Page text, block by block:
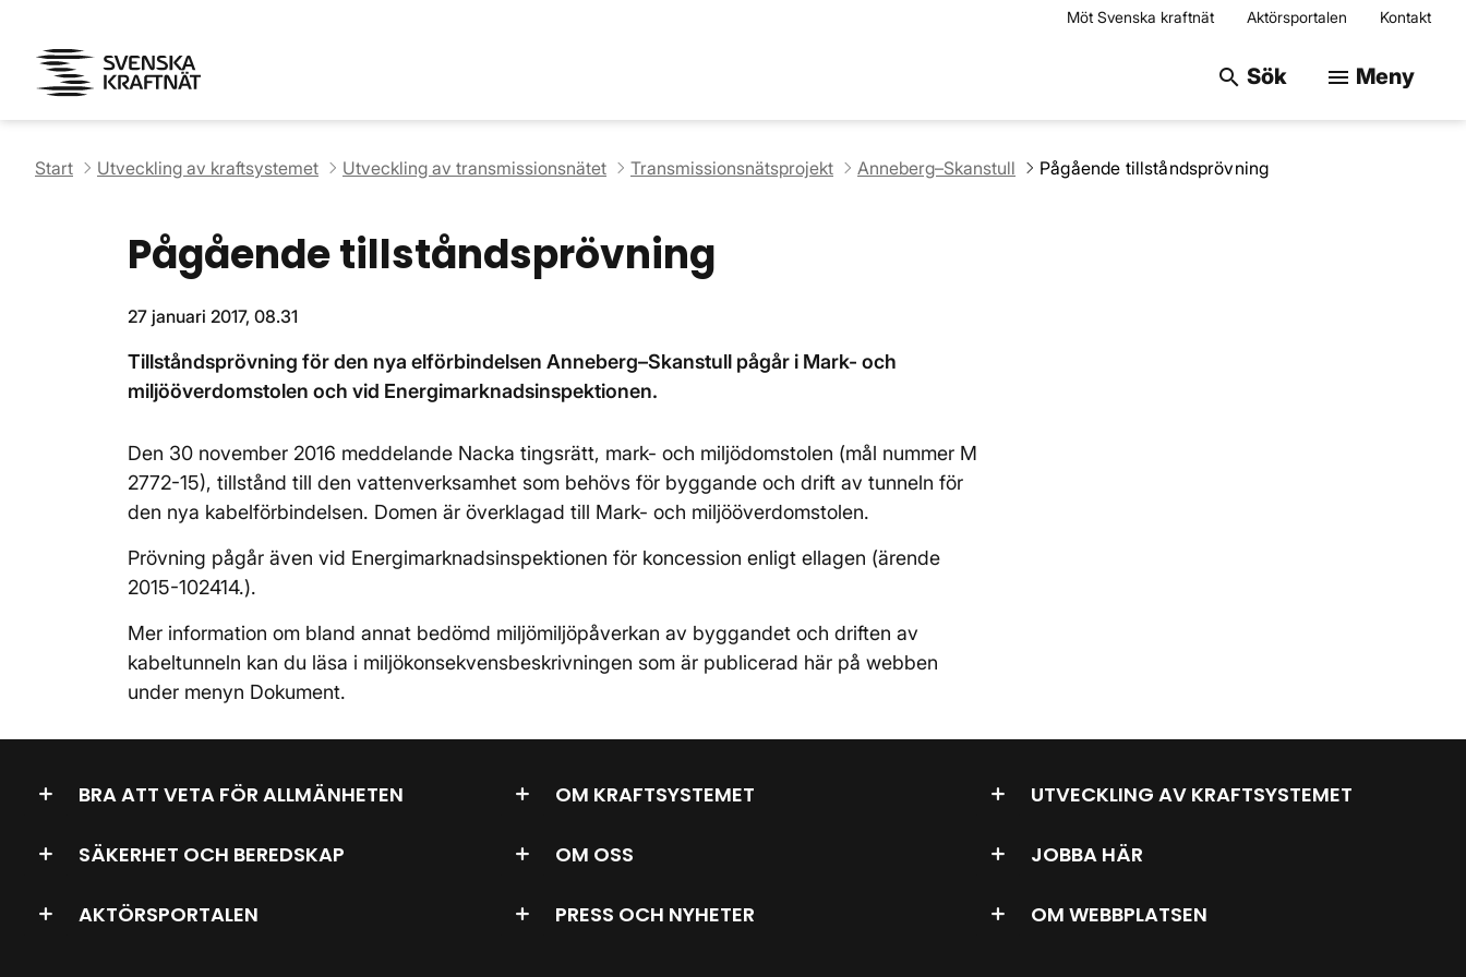
Möt Svenska kraftnät Aktörsportalen Kontakt
search Sök Sök på
menu Meny
Start Utveckling av kraftsystemet Utveckling av transmissionsnätet Transmissionsnätsprojekt Anneberg–Skanstull Pågående tillståndsprövning
Pågående tillståndsprövning
27 januari 2017, 08.31
Tillståndsprövning för den nya elförbindelsen Anneberg–Skanstull pågår i Mark- och
miljööverdomstolen och vid Energimarknadsinspektionen.
Den 30 november 2016 meddelande Nacka tingsrätt, mark- och miljödomstolen (mål nummer M
2772-15), tillstånd till den vattenverksamhet som behövs för byggande och drift av tunneln för
den nya kabelförbindelsen. Domen är överklagad till Mark- och miljööverdomstolen.
Prövning pågår även vid Energimarknadsinspektionen för koncession enligt ellagen (ärende
2015-102414.).
Mer information om bland annat bedömd miljömiljöpåverkan av byggandet och driften av
kabeltunneln kan du läsa i miljökonsekvensbeskrivningen som är publicerad här på webben
under menyn Dokument.
BRA ATT VETA FÖR ALLMÄNHETEN OM KRAFTSYSTEMET UTVECKLING AV KRAFTSYSTEMET
SÄKERHET OCH BEREDSKAP OM OSS JOBBA HÄR
AKTÖRSPORTALEN PRESS OCH NYHETER OM WEBBPLATSEN